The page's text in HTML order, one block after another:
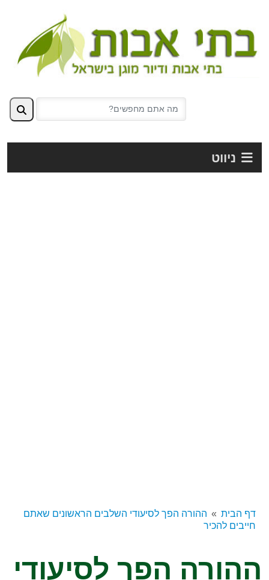
ניווט
דף הבית
ההורה הפך לסיעודי השלבים הראשונים שאתם
חייבים להכיר
ההורה הפך לסיעודי